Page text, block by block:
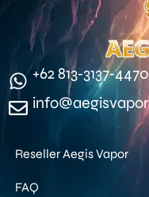
‪+62 813‑3137‑4470‬
Reseller Aegis Vapor
FAQ